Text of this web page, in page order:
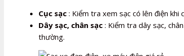
Cục sạc : Kiểm tra xem sạc có lên điện khi
Dây sạc, chân sạc : Kiểm tra dây sạc,
thường.